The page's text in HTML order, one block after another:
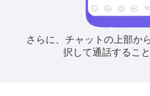
さらに、チャットの上部か
択して通話するこ